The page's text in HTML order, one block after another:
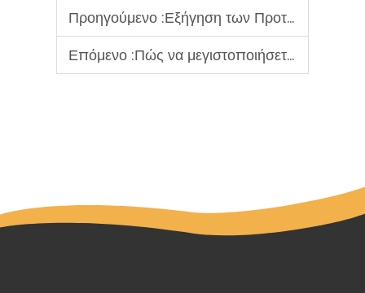
Προηγούμενο :Εξήγηση των Προτύπων Ασφάλειας για Παιδικές Χαρές
Επόμενο :Πώς να μεγιστοποιήσετε τον χώρο στον εσωτερικό σχεδιασμό παιδικού χώρου;